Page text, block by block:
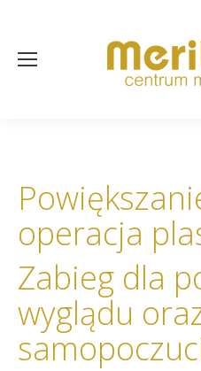
operacja
Zabieg dla
wyglądu